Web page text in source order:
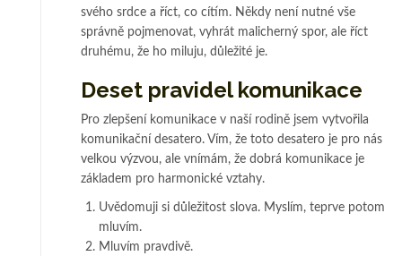
svého srdce a říct, co cítím. Někdy není nutné vše
správně pojmenovat, vyhrát malicherný spor, ale říct
druhému, že ho miluju, důležité je.
Deset pravidel komunikace
Pro zlepšení komunikace v naší rodině jsem vytvořila
komunikační desatero. Vím, že toto desatero je pro nás
velkou výzvou, ale vnímám, že dobrá komunikace je
základem pro harmonické vztahy.
Uvědomuji si důležitost slova. Myslím, teprve potom
mluvím.
Mluvím pravdivě.